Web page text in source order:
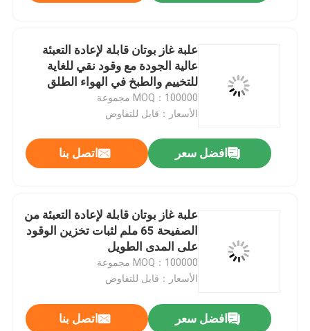
اترك رسالة
إرسال
صمام رش الهباء الجوي
غطاء رذاذ الأكسجين
مشغل صمام ضخ الإطارات
مشغل صمام الشريط الملون
علبة غاز بوتان قابلة لإعادة التعبئة
عالية الجودة مع وقود نقي للغاية
للتخييم والطبخ في الهواء الطلق
MOQ：100000 مجموعة
الأسعار：قابل للتفاوض
افضل سعر اتصل بنا
علبة غاز بوتان قابلة لإعادة التعبئة من
الصفيحة 65 ملم لثبات تخزين الوقود
على المدى الطويل
MOQ：100000 مجموعة
الأسعار：قابل للتفاوض
افضل سعر اتصل بنا